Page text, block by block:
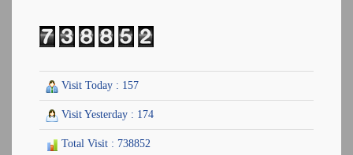
Visit Today : 157
Visit Yesterday : 174
Total Visit : 738852